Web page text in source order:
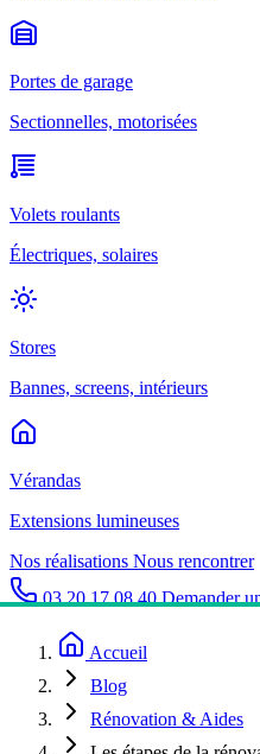
Portes de garage
Sectionnelles, motorisées
Volets roulants
Électriques, solaires
Stores
Bannes, screens, intérieurs
Vérandas
Extensions lumineuses
Nos réalisations Nous rencontrer
03 20 17 08 40Demander
Accueil
Blog
Rénovation & Aides